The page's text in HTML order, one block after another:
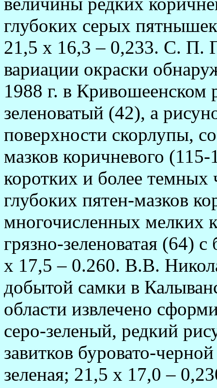
глубоких серых
21,5 х 16,3 – 0,233. С. П.
вариации окраски
1988 г. в Кривошеенском
зеленоватый (42), а
поверхности скорлупы,
мазков коричневого
коротких и более темных
глубоких пятен-мазков
многочисленных мелких
грязно-зеленоватая (64)
х 17,5 – 0.260. В.В.
добытой самки в
об­ласти извлечено
серо-зеленый, редкий
завитков буровато-
зеленая; 21,5 х 17,0 –